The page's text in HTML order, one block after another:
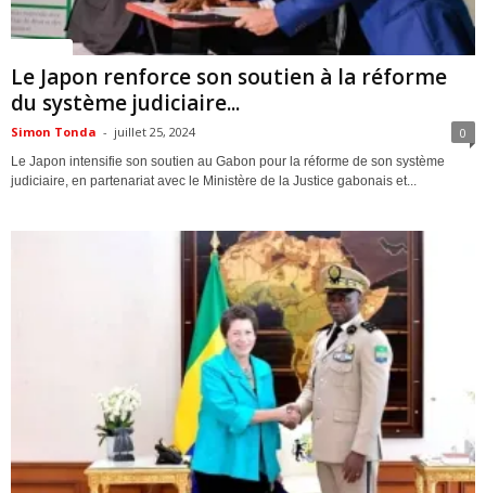
Le Japon renforce son soutien à la réforme
du système judiciaire...
Simon Tonda - juillet 25, 2024 0
Le Japon intensifie son soutien au Gabon pour la réforme de son système
judiciaire, en partenariat avec le Ministère de la Justice gabonais et...